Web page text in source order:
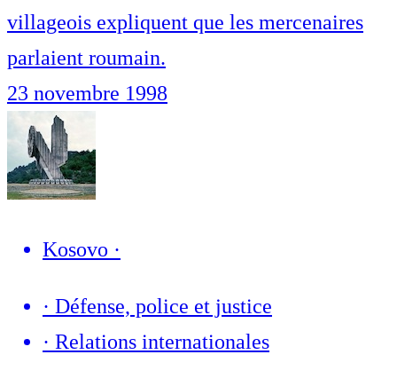
villageois expliquent que les mercenaires
parlaient roumain.
23 novembre 1998
Kosovo ·
· Défense, police et justice
· Relations internationales